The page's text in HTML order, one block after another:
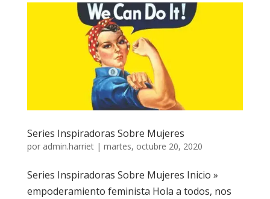
Series Inspiradoras Sobre Mujeres
por admin.harriet| martes, octubre 20, 2020
Series Inspiradoras Sobre Mujeres Inicio »
empoderamiento feminista Hola a todos, nos